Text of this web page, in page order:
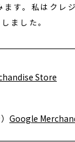
ます。私はクレ
ました。
Google